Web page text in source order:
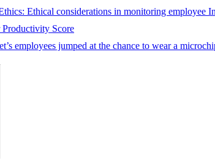
Ethical considerations in monitoring employee
Score
employees jumped at the chance to wear a